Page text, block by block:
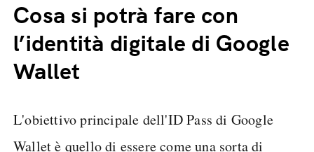
Cosa si potrà fare con
l’identità digitale di Google
Wallet
L'obiettivo principale dell'ID Pass di Google
Wallet è quello di essere come una sorta di